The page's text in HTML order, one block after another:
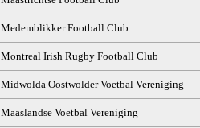
Medemblikker Football Club
Montreal Irish Rugby Football Club
Midwolda Oostwolder Voetbal Vereniging
Maaslandse Voetbal Vereniging